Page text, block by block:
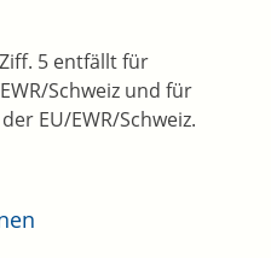
5 entfällt für
Schweiz und für
EU/EWR/Schweiz.